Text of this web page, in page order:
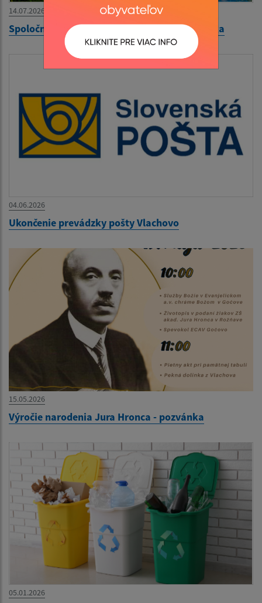
14.07.2026
Spoločná brigáda pri čistení miestneho potoka
04.06.2026
Ukončenie prevádzky pošty Vlachovo
15.05.2026
Výročie narodenia Jura Hronca - pozvánka
05.01.2026